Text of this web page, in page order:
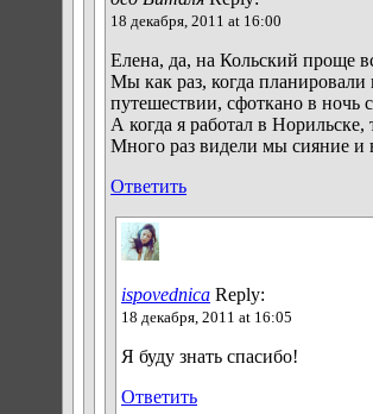
18 декабря, 2011 at 16:00
Елена, да, на Кольский проще
Мы как раз, когда
путешествии, сфоткано в ночь
А когда я работал в
Много раз видели мы сияние
Ответить
ispovednica Reply:
18 декабря, 2011 at 16:05
Я буду знать спасибо!
Ответить